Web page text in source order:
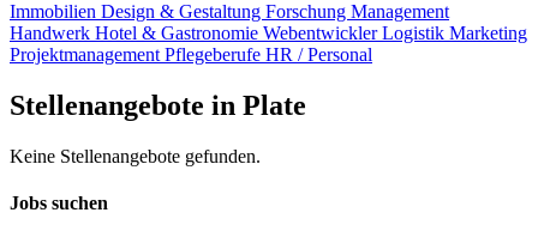
Immobilien Design & Gestaltung Forschung Management
Handwerk Hotel & Gastronomie WebentwicklerLogistik Marketing
Projektmanagement Pflegeberufe HR / Personal
Stellenangebote in Plate
Keine Stellenangebote gefunden.
Jobs suchen